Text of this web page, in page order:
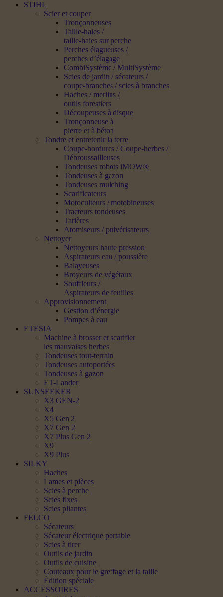
STIHL
Scier et couper
Tronçonneuses
Taille-haies /
taille-haies sur perche
Perches élagueuses /
perches d’élagage
CombiSystème / MultiSystème
Scies de jardin / sécateurs /
coupe-branches / scies à branches
Haches / merlins /
outils forestiers
Découpeuses à disque
Tronçonneuse à
pierre et à béton
Tondre et entretenir la terre
Coupe-bordures / Coupe-herbes /
Débroussailleuses
Tondeuses robots iMOW®
Tondeuses à gazon
Tondeuses mulching
Scarificateurs
Motoculteurs / motobineuses
Tracteurs tondeuses
Tarières
Atomiseurs / pulvérisateurs
Nettoyer
Nettoyeurs haute pression
Aspirateurs eau / poussière
Balayeuses
Broyeurs de végétaux
Souffleurs /
Aspirateurs de feuilles
Approvisionnement
Gestion d’énergie
Pompes à eau
ETESIA
Machine à brosser et scarifier
les mauvaises herbes
Tondeuses tout-terrain
Tondeuses autoportées
Tondeuses à gazon
ET-Lander
SUNSEEKER
X3 GEN-2
X4
X5 Gen 2
X7 Gen 2
X7 Plus Gen 2
X9
X9 Plus
SILKY
Haches
Lames et pièces
Scies à perche
Scies fixes
Scies pliantes
FELCO
Sécateurs
Sécateur électrique portable
Scies à tirer
Outils de jardin
Outils de cuisine
Couteaux pour le greffage et la taille
Édition spéciale
ACCESSOIRES